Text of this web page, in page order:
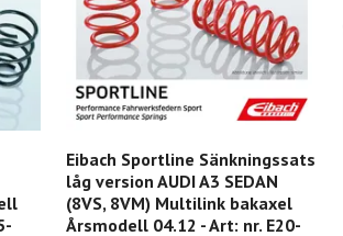
Eibach Sportline Sänkningssats
låg version AUDI A3 SEDAN
(8VS, 8VM) Multilink bakaxel
Årsmodell 04.12 - Art: nr. E20-